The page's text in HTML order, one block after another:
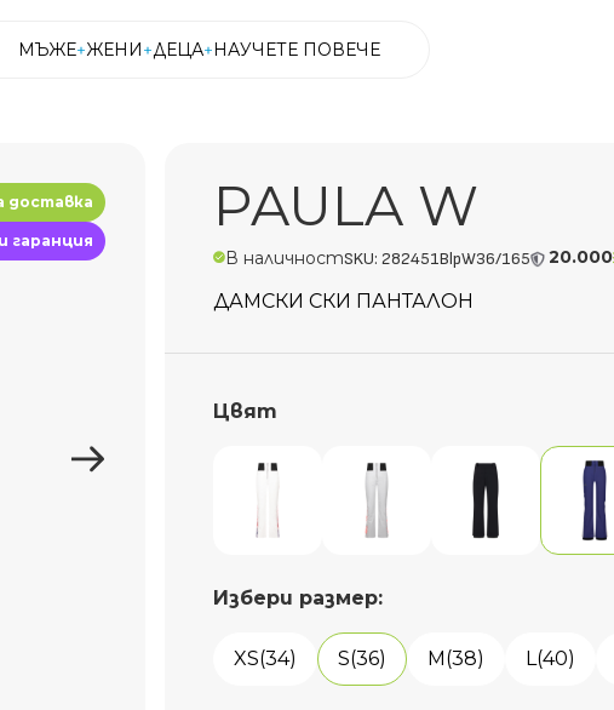
МЪЖЕ ЖЕНИ ДЕЦА НАУЧЕТЕ ПОВЕЧЕ
доставка
гаранция
PAULA W
В наличностSKU: 282451BlpW36/165 20.000
ДАМСКИ СКИ ПАНТАЛОН
Цвят
Избери размер:
XS(34) S(36) M(38) L(40)